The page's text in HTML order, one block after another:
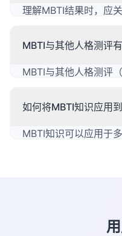
往是创造力和效率的来
理解MBTI结果时，应
是偏好而非能力或限制
的自然倾向， 理解自
学习和工作环境，以
MBTI与其他人格测评
MBTI与其他人格测评
偏好和认知功能，更关
人格则从五个维度描述
格。每种工具都有其
如何将MBTI知识应用
MBTI知识可以应用于